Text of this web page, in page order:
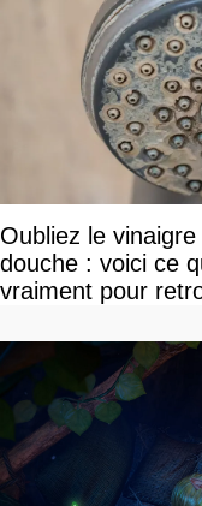
Oubliez le
douche : voici ce
vraiment pour